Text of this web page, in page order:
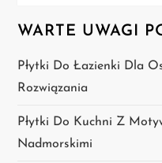
WARTE UWAGI
Płytki Do Łazienki Dla
Rozwiązania
Płytki Do Kuchni Z
Nadmorskimi